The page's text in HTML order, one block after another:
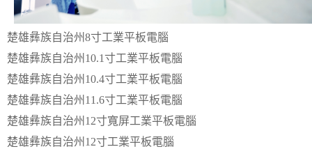
楚雄彝族自治州8寸工業平板電腦
楚雄彝族自治州10.1寸工業平板電腦
楚雄彝族自治州10.4寸工業平板電腦
楚雄彝族自治州11.6寸工業平板電腦
楚雄彝族自治州12寸寬屏工業平板電腦
楚雄彝族自治州12寸工業平板電腦